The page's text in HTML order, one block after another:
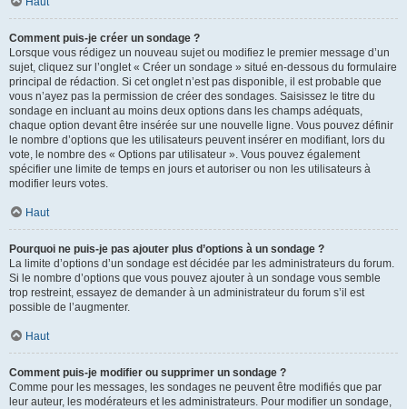
Comment puis-je créer un sondage ?
Lorsque vous rédigez un nouveau sujet ou modifiez le premier message d’un
sujet, cliquez sur l’onglet « Créer un sondage » situé en-dessous du formulaire
principal de rédaction. Si cet onglet n’est pas disponible, il est probable que
vous n’ayez pas la permission de créer des sondages. Saisissez le titre du
sondage en incluant au moins deux options dans les champs adéquats,
chaque option devant être insérée sur une nouvelle ligne. Vous pouvez définir
le nombre d’options que les utilisateurs peuvent insérer en modifiant, lors du
vote, le nombre des « Options par utilisateur ». Vous pouvez également
spécifier une limite de temps en jours et autoriser ou non les utilisateurs à
modifier leurs votes.
Haut
Pourquoi ne puis-je pas ajouter plus d’options à un sondage ?
La limite d’options d’un sondage est décidée par les administrateurs du forum.
Si le nombre d’options que vous pouvez ajouter à un sondage vous semble
trop restreint, essayez de demander à un administrateur du forum s’il est
possible de l’augmenter.
Haut
Comment puis-je modifier ou supprimer un sondage ?
Comme pour les messages, les sondages ne peuvent être modifiés que par
leur auteur, les modérateurs et les administrateurs. Pour modifier un sondage,